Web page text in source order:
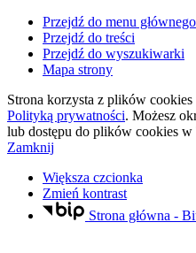
Przejdź do menu głównego
Przejdź do treści
Przejdź do wyszukiwarki
Mapa strony
Strona korzysta z plików cookies
Polityką prywatności. Możesz
lub dostępu do plików cookies w
Zamknij
Większa czcionka
Zmień kontrast
Strona główna -